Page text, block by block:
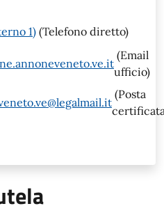
1) (Telefono diretto)
(Email
ufficio)
(Posta